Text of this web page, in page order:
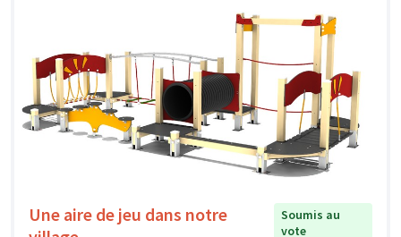
Une aire de jeu dans notre
Soumis au
vote